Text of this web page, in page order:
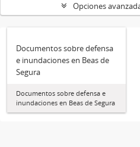
Opciones
Documentos sobre defensa
e inundaciones en Beas de
Segura
Documentos sobre defensa e
inundaciones en Beas de Segura